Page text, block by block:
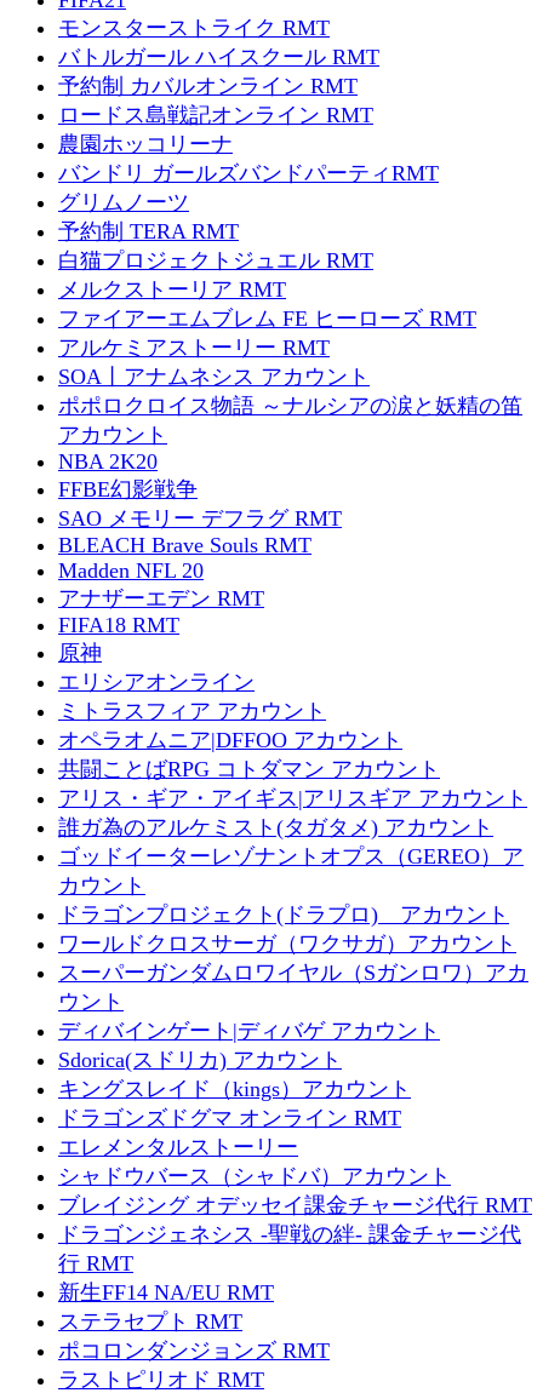
モンスターストライク RMT
バトルガール ハイスクール RMT
予約制 カバルオンライン RMT
ロードス島戦記オンライン RMT
農園ホッコリーナ
バンドリ ガールズバンドパーティRMT
グリムノーツ
予約制 TERA RMT
白猫プロジェクトジュエル RMT
メルクストーリア RMT
ファイアーエムブレム FE ヒーローズ RMT
アルケミアストーリー RMT
SOA丨アナムネシス アカウント
ポポロクロイス物語 ～ナルシアの涙と妖精の笛
アカウント
NBA 2K20
FFBE幻影戦争
SAO メモリー デフラグ RMT
BLEACH Brave Souls RMT
Madden NFL 20
アナザーエデン RMT
FIFA18 RMT
原神
エリシアオンライン
ミトラスフィア アカウント
オペラオムニア|DFFOO アカウント
共闘ことばRPG コトダマン アカウント
アリス・ギア・アイギス|アリスギア アカウント
誰ガ為のアルケミスト(タガタメ) アカウント
ゴッドイーターレゾナントオプス（GEREO）ア
カウント
ドラゴンプロジェクト(ドラプロ) アカウント
ワールドクロスサーガ（ワクサガ）アカウント
スーパーガンダムロワイヤル（Sガンロワ）アカ
ウント
ディバインゲート|ディバゲ アカウント
Sdorica(スドリカ) アカウント
キングスレイド（kings）アカウント
ドラゴンズドグマ オンライン RMT
エレメンタルストーリー
シャドウバース（シャドバ）アカウント
ブレイジング オデッセイ課金チャージ代行 RMT
ドラゴンジェネシス -聖戦の絆- 課金チャージ代
行 RMT
新生FF14 NA/EU RMT
ステラセプト RMT
ポコロンダンジョンズ RMT
ラストピリオド RMT